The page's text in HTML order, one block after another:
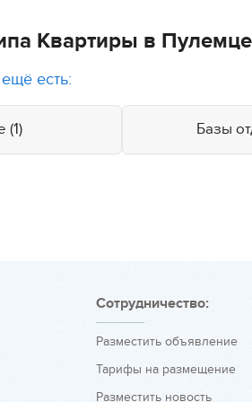
Квартиры в Пулемце
есть:
(1) Базы
Сотрудничество:
Разместить объявление
Тарифы на размещение
Разместить новость